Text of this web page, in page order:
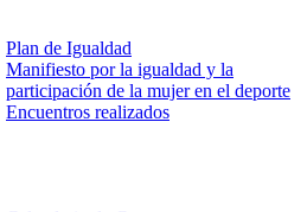
Plan de Igualdad
Manifiesto por la igualdad y la
participación de la mujer en el deporte
Encuentros realizados